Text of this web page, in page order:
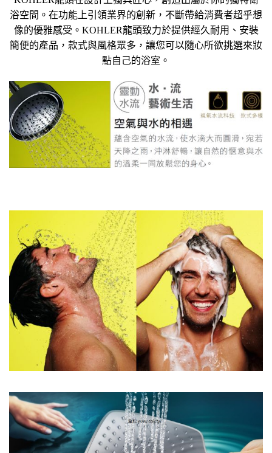
浴空間。在功能上引領業界的創新，不斷帶給消費者超乎想
像的優雅感受。KOHLER龍頭致力於提供經久耐用、安裝
簡便的產品，款式與風格眾多，讓您可以隨心所欲挑選來妝
點自己的浴室。